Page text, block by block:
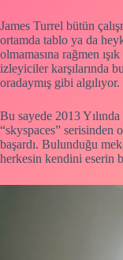
James Turrel bütün
ortamda tablo ya da
olmamasına rağmen
izleyiciler karşılarında
oradaymış gibi algılıyor.
Bu sayede 2013
“skyspaces” serisinden
başardı. Bulunduğu
herkesin kendini eserin